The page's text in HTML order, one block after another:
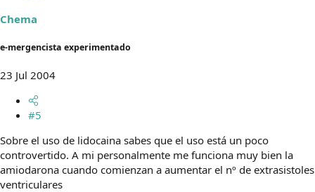
Chema
e-mergencista experimentado
23 Jul 2004
#5
Sobre el uso de lidocaina sabes que el uso está un poco
controvertido. A mi personalmente me funciona muy bien la
amiodarona cuando comienzan a aumentar el nº de extrasistoles
ventriculares